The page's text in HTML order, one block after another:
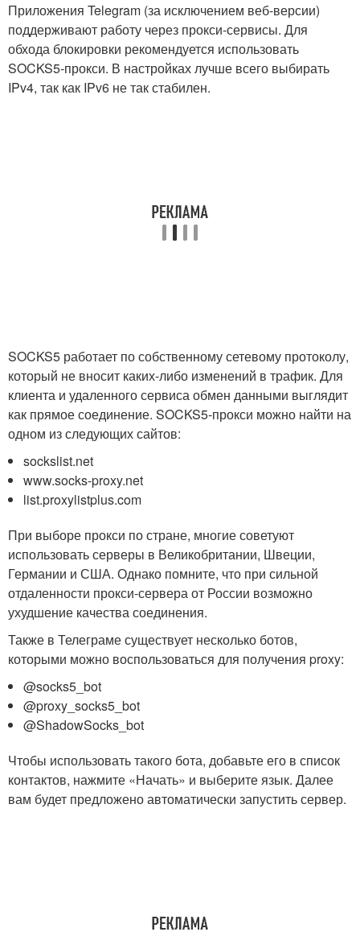
Приложения Telegram (за исключением веб-версии)
поддерживают работу через прокси-сервисы. Для
обхода блокировки рекомендуется использовать
SOCKS5-прокси. В настройках лучше всего выбирать
IPv4, так как IPv6 не так стабилен.
SOCKS5 работает по собственному сетевому протоколу,
который не вносит каких-либо изменений в трафик. Для
клиента и удаленного сервиса обмен данными выглядит
как прямое соединение. SOCKS5-прокси можно найти на
одном из следующих сайтов:
sockslist.net
www.socks-proxy.net
list.proxylistplus.com
При выборе прокси по стране, многие советуют
использовать серверы в Великобритании, Швеции,
Германии и США. Однако помните, что при сильной
отдаленности прокси-сервера от России возможно
ухудшение качества соединения.
Также в Телеграме существует несколько ботов,
которыми можно воспользоваться для получения proxy:
@socks5_bot
@proxy_socks5_bot
@ShadowSocks_bot
Чтобы использовать такого бота, добавьте его в список
контактов, нажмите «Начать» и выберите язык. Далее
вам будет предложено автоматически запустить сервер.